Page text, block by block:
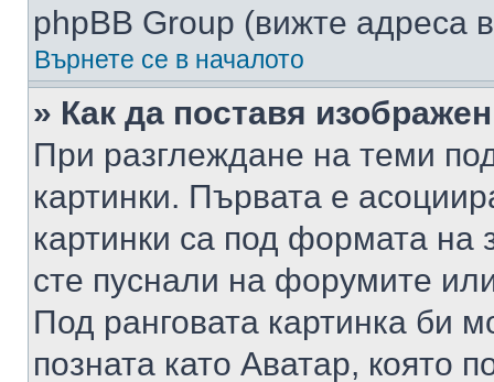
phpBB Group (вижте адреса
Върнете се в началото
» Как да поставя
При разглеждане на теми
картинки. Първата е
картинки са под формата на
сте пуснали на форумите
Под ранговата картинка би
позната като Аватар, която